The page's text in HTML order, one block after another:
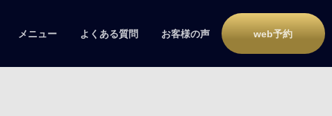
メニュー よくある質問 お客様の声 web予約